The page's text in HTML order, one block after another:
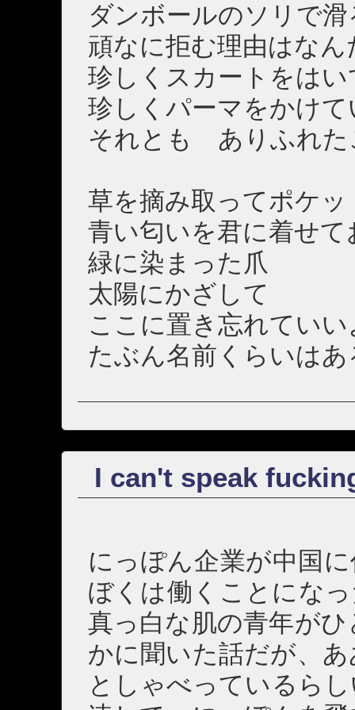
ダンボールのソリで
頑なに拒む理由はなん
珍しくスカートをは
珍しくパーマをかけ
それとも ありふれた
草を摘み取ってポケ
青い匂いを君に着せて
緑に染まった爪
太陽にかざして
ここに置き忘れてい
たぶん名前くらいはあ
I can't speak
にっぽん企業が中国
ぼくは働くことにな
真っ白な肌の青年が
かに聞いた話だが、
としゃべっているら